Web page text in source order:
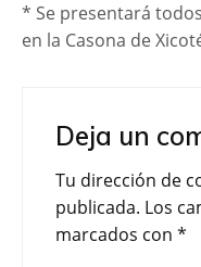
* Se presentará
en la Casona de
Deja un
Tu dirección de
publicada. Los
marcados con *